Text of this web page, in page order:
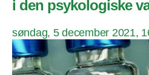
i den psykologiske
søndag, 5 december 2021,